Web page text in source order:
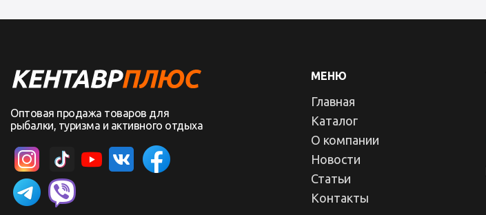
Оптовая продажа товаров для
рыбалки, туризма и активного отдыха
МЕНЮ
Главная
Каталог
О компании
Новости
Статьи
Контакты